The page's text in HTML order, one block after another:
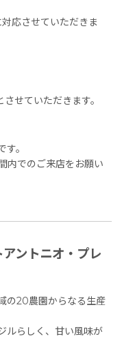
応させていただきま
させていただきます。
す。
内でのご来店をお願い
ントニオ・プレ
の20農園からなる生産
ルらしく、甘い風味が